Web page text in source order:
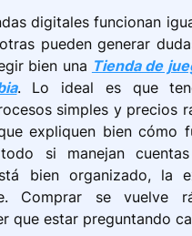
digitales funcionan
pueden generar
bien una Tienda de
. Lo ideal es que
simples y precios
expliquen bien cómo
si manejan
bien organizado, la
Comprar se vuelve
que estar preguntando